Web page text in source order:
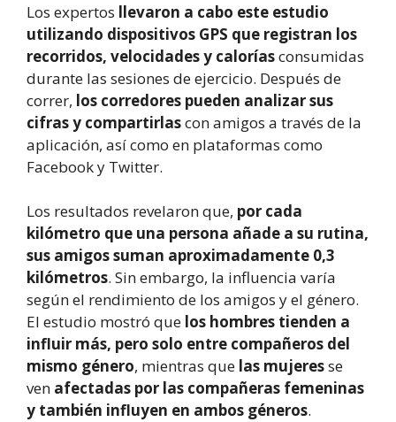
Los expertos llevaron a cabo este estudio
utilizando dispositivos GPS que registran los
recorridos, velocidades y caloríasconsumidas
durante las sesiones de ejercicio. Después de
correr, los corredores pueden analizar sus
cifras y compartirlascon amigos a través de la
aplicación, así como en plataformas como
Facebook y Twitter.
Los resultados revelaron que, por cada
kilómetro que una persona añade a su rutina,
sus amigos suman aproximadamente 0,3
kilómetros. Sin embargo, la influencia varía
según el rendimiento de los amigos y el género.
El estudio mostró que los hombres tienden a
influir más, pero solo entre compañeros del
mismo género, mientras que las mujeresse
ven afectadas por las compañeras femeninas
y también influyen en ambos géneros.